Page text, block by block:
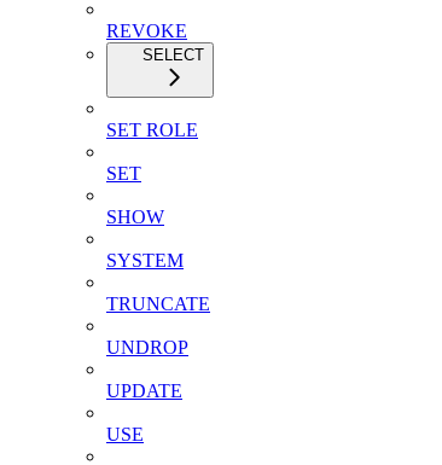
REVOKE
SELECT
SET ROLE
SET
SHOW
SYSTEM
TRUNCATE
UNDROP
UPDATE
USE